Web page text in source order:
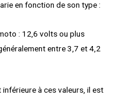
en fonction de son type :
: 12,6 volts ou plus
entre 3,7 et 4,2
à ces valeurs, il est